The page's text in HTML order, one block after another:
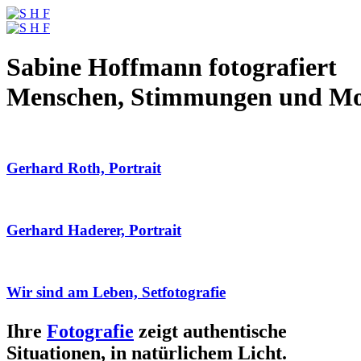
Sabine Hoffmann fotografiert
Menschen, Stimmungen und
Gerhard Roth, Portrait
Gerhard Haderer, Portrait
Wir sind am Leben, Setfotografie
Ihre Fotografie zeigt authentische
Situationen, in natürlichem Licht.